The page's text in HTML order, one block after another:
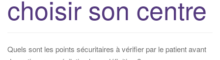
g
a
o
choisir son centre
Quels sont les points sécuritaires à vérifier par le patient avant